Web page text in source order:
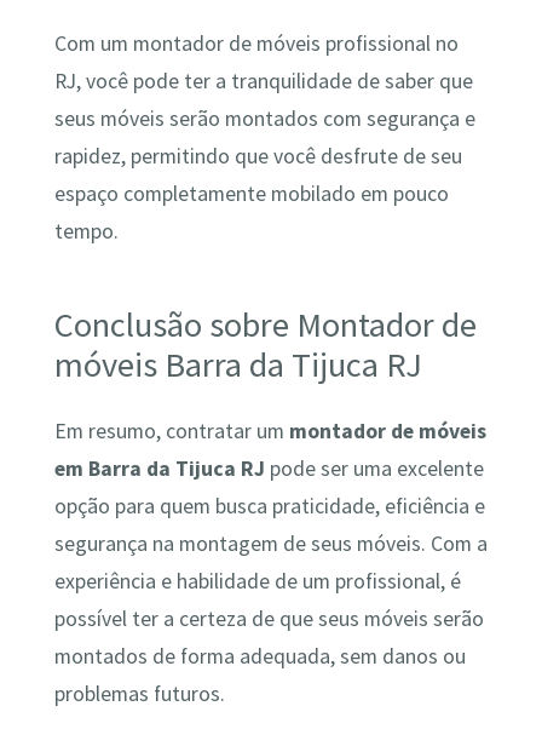
Com um montador de móveis profissional no
RJ, você pode ter a tranquilidade de saber que
seus móveis serão montados com segurança e
rapidez, permitindo que você desfrute de seu
espaço completamente mobilado em pouco
tempo.
Conclusão sobre Montador de
móveis Barra da Tijuca RJ
Em resumo, contratar um montador de móveis
em Barra da Tijuca RJ pode ser uma excelente
opção para quem busca praticidade, eficiência e
segurança na montagem de seus móveis. Com a
experiência e habilidade de um profissional, é
possível ter a certeza de que seus móveis serão
montados de forma adequada, sem danos ou
problemas futuros.